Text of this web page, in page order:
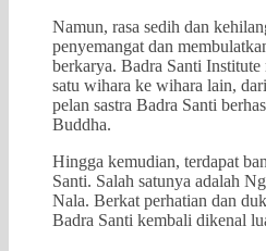
Namun, rasa sedih dan
penyemangat dan
berkarya. Badra Santi
satu wihara ke wihara lain,
pelan sastra Badra Santi
Buddha.
Hingga kemudian, terdapat
Santi. Salah satunya adalah
Nala. Berkat perhatian dan
Badra Santi kembali dikenal